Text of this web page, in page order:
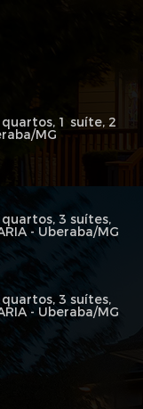
1 suíte, 2
MG
3 suítes,
- Uberaba/MG
3 suítes,
- Uberaba/MG